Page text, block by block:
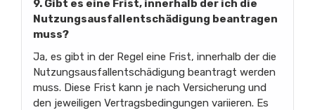
9. Gibt es eine Frist, innerhalb der ich die
Nutzungsausfallentschädigung beantragen
muss?
Ja, es gibt in der Regel eine Frist, innerhalb der die
Nutzungsausfallentschädigung beantragt werden
muss. Diese Frist kann je nach Versicherung und
den jeweiligen Vertragsbedingungen variieren. Es